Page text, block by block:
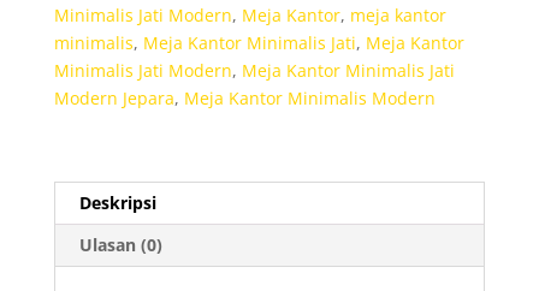
Minimalis Jati Modern, Meja Kantor, meja kantor
minimalis, Meja Kantor Minimalis Jati, Meja Kantor
Minimalis Jati Modern, Meja Kantor Minimalis Jati
Modern Jepara, Meja Kantor Minimalis Modern
Deskripsi
Ulasan (0)